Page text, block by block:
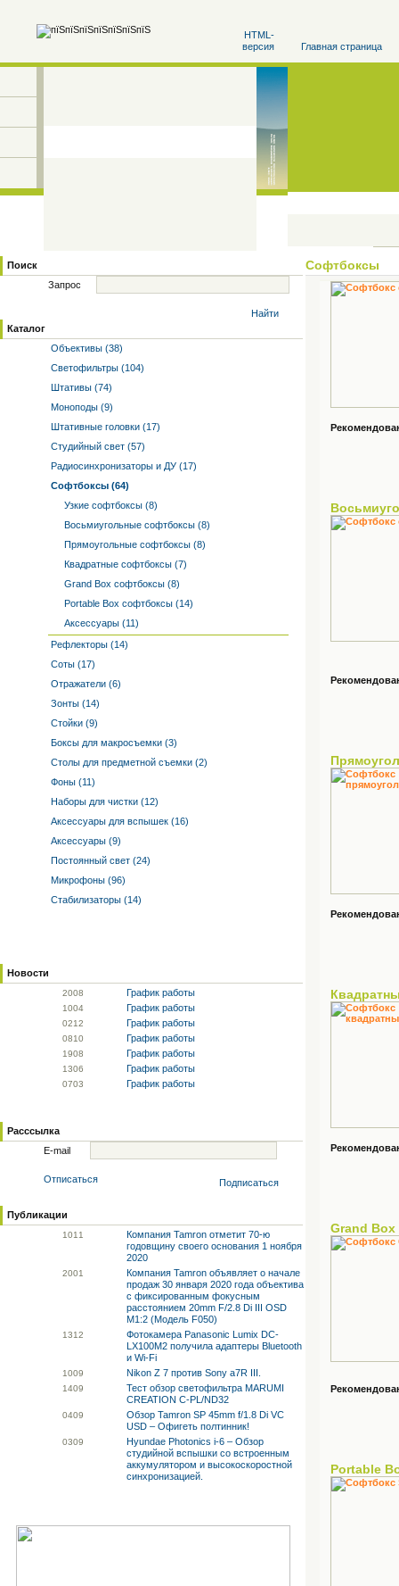
HTML-
версия
Главная страница
Поиск
Запрос
Найти
Каталог
Объективы (38)
Светофильтры (104)
Штативы (74)
Моноподы (9)
Штативные головки (17)
Студийный свет (57)
Радиосинхронизаторы и ДУ (17)
Софтбоксы (64)
Узкие софтбоксы (8)
Восьмиугольные софтбоксы (8)
Прямоугольные софтбоксы (8)
Квадратные софтбоксы (7)
Grand Box софтбоксы (8)
Portable Box софтбоксы (14)
Аксессуары (11)
Рефлекторы (14)
Соты (17)
Отражатели (6)
Зонты (14)
Стойки (9)
Боксы для макросъемки (3)
Столы для предметной съемки (2)
Фоны (11)
Наборы для чистки (12)
Аксессуары для вспышек (16)
Аксессуары (9)
Постоянный свет (24)
Микрофоны (96)
Стабилизаторы (14)
Новости
2008 График работы
1004 График работы
0212 График работы
0810 График работы
1908 График работы
1306 График работы
0703 График работы
Расссылка
E-mail
Отписаться Подписаться
Публикации
1011
Компания Tamron отметит 70-ю
годовщину своего основания 1 ноября
2020
2001
Компания Tamron объявляет о начале
продаж 30 января 2020 года объектива
с фиксированным фокусным
расстоянием 20mm F/2.8 Di III OSD
M1:2 (Модель F050)
1312
Фотокамера Panasonic Lumix DC-
LX100M2 получила адаптеры Bluetooth
и Wi-Fi
1009 Nikon Z 7 против Sony a7R III.
1409
Тест обзор светофильтра MARUMI
CREATION C-PL/ND32
0409
Обзор Tamron SP 45mm f/1.8 Di VC
USD – Офигеть полтинник!
0309
Hyundae Photonics i-6 – Обзор
студийной вспышки со встроенным
аккумулятором и высокоскоростной
синхронизацией.
Софтбоксы
Grand
Portable